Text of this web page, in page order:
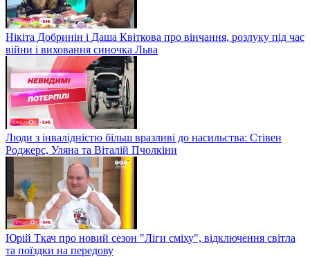
Нікіта Добринін і Даша Квіткова про вінчання, розлуку під час
війни і виховання синочка Льва
Люди з інвалідністю більш вразливі до насильства: Стівен
Роджерс, Уляна та Віталій Пчолкіни
Юрій Ткач про новий сезон "Ліги сміху", відключення світла
та поїздки на передову